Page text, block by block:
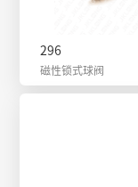
296
磁性锁式球阀